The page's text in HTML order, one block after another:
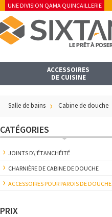
UNE DIVISION QAMA QUINCAILLERIE
ACCESSOIRES
DE CUISINE
Salle de bains Cabine de douche
CATÉGORIES
JOINTS D\'ÉTANCHÉITÉ
CHARNIÈRE DE CABINE DE DOUCHE
ACCESSOIRES POUR PAROIS DE DOUCHE
PRIX